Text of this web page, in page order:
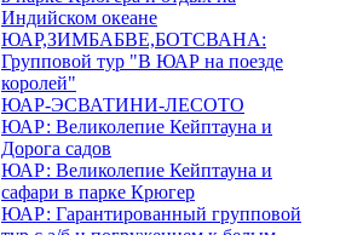
Индийском океане
ЮАР,ЗИМБАБВЕ,БОТСВАНА:
Групповой тур "В ЮАР на поезде
королей"
ЮАР-ЭСВАТИНИ-ЛЕСОТО
ЮАР: Великолепие Кейптауна и
Дорога садов
ЮАР: Великолепие Кейптауна и
сафари в парке Крюгер
ЮАР: Гарантированный групповой